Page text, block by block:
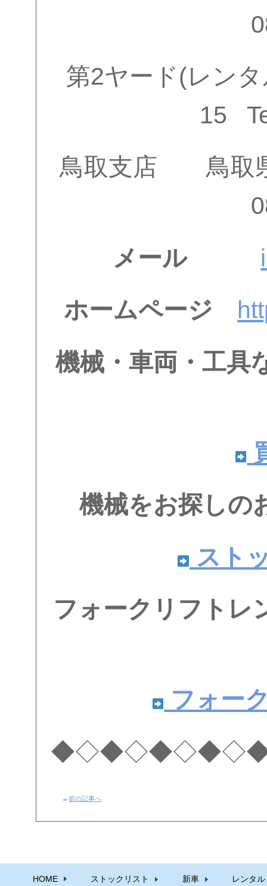
第2ヤード(レン
15
鳥取支店 鳥取
メール
ホームページ
機械・車両・工具
機械をお探しの
スト
フォークリフトレ
フォー
←前の記事へ
HOME ストックリスト 新車 レンタル